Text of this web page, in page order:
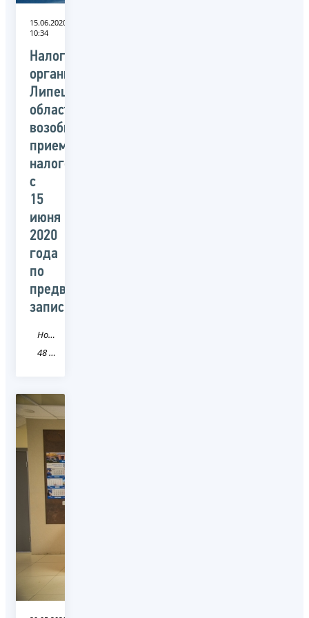
15.06.2020
10:34
Налоговые
органы
Липецкой
области
возобновили
прием
налогоплательщиков
с
15
июня
2020
года
по
предварительной
записи
Новость
48 Липецкая область